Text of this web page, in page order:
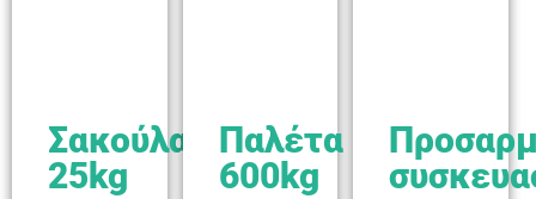
Σακούλα
25kg
Παλέτα
600kg